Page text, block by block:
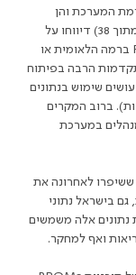
המערכת והן
ברמת הארגון. כשני שלישים ממדינות הארגון (24 מתוך 38) דיווחו על
ברמה הלאומית או
על אף ההתקדמות הרבה בפיתוח
שימוש בנתונים
(47% מסך התוכניות). ברוב המקרים
במערכת
ששיפרו לאחרונה את
גם בישראל נתוני
נתונים אלה משמשים
ואף למחקר.